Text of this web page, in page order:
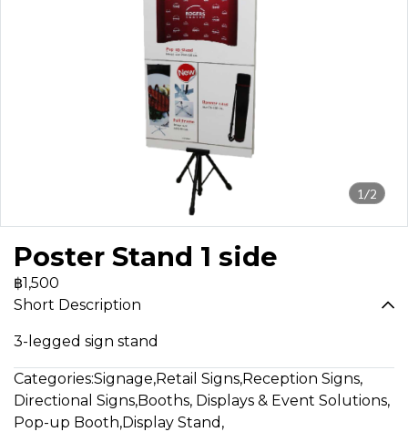
1/2
Poster Stand 1 side
฿1,500
Short Description
3-legged sign stand
Categories:Signage,Retail Signs,Reception Signs,
Directional Signs,Booths, Displays & Event Solutions,
Pop-up Booth,Display Stand ,